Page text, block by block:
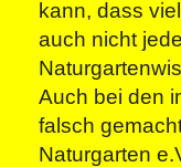
kann, dass
auch nicht
Auch bei den
falsch
Naturgarten